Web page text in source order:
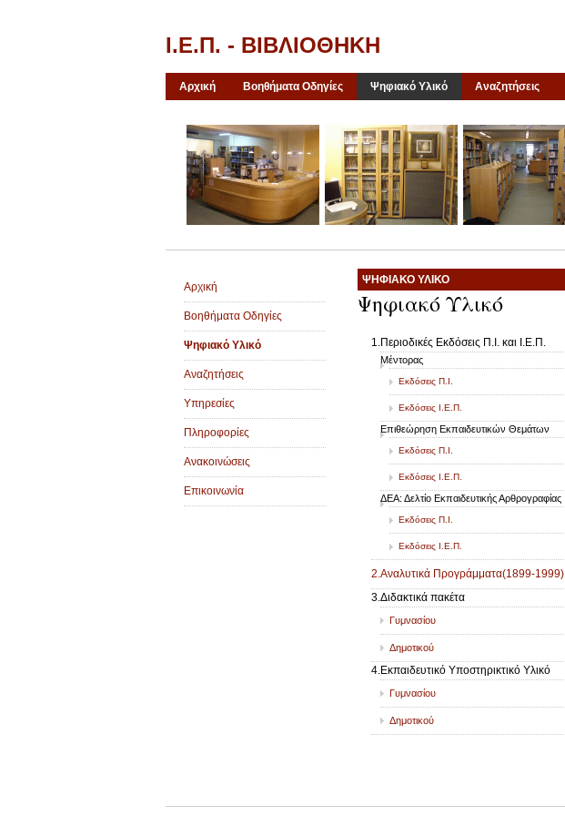
Ι.Ε.Π. - ΒΙΒΛΙΟΘΗΚΗ
Αρχική Βοηθήματα Οδηγίες Ψηφιακό Υλικό Αναζητήσεις
ΨΗΦΙΑΚΌ ΥΛΙΚΌ
Ψηφιακό Υλικό
1.Περιοδικές Εκδόσεις Π.Ι. και Ι.Ε.Π.
Μέντορας
Εκδόσεις Π.Ι.
Εκδόσεις Ι.Ε.Π.
Επιθεώρηση Εκπαιδευτικών Θεμάτων
Εκδόσεις Π.Ι.
Εκδόσεις Ι.Ε.Π.
ΔΕΑ: Δελτίο Εκπαιδευτικής Αρθρογραφίας
Εκδόσεις Π.Ι.
Εκδόσεις Ι.Ε.Π.
2.Αναλυτικά Προγράμματα(1899-1999)
3.Διδακτικά πακέτα
Γυμνασίου
Δημοτικού
4.Εκπαιδευτικό Υποστηρικτικό Υλικό
Γυμνασίου
Δημοτικού
Αρχική
Βοηθήματα Οδηγίες
Ψηφιακό Υλικό
Αναζητήσεις
Υπηρεσίες
Πληροφορίες
Ανακοινώσεις
Επικοινωνία